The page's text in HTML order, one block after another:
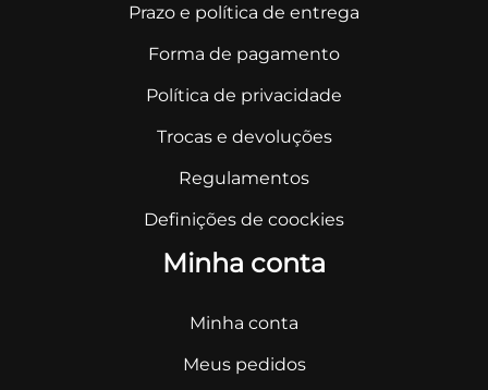
Prazo e política de entrega
Forma de pagamento
Política de privacidade
Trocas e devoluções
Regulamentos
Definições de coockies
Minha conta
Minha conta
Meus pedidos